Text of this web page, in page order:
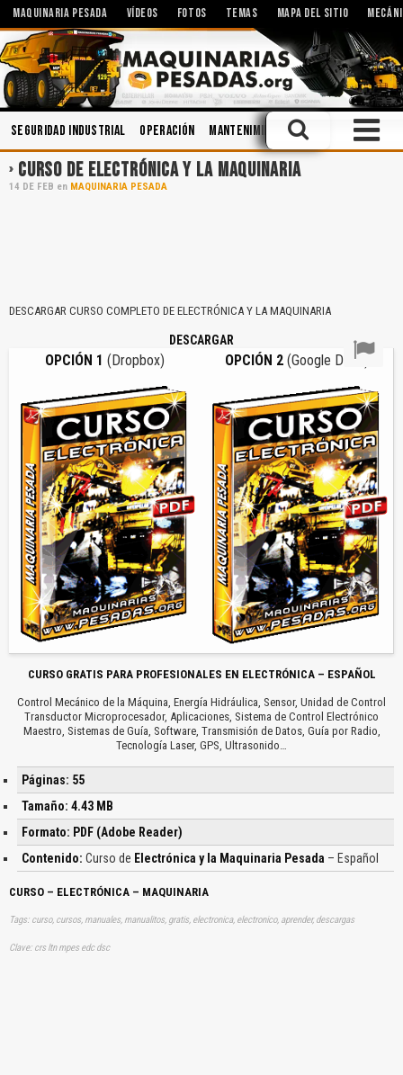
MAQUINARIA PESADA VÍDEOS FOTOS TEMAS MAPA DEL SITIO
Seguridad Industrial Operación Mantenimiento Manejo Defensivo
CURSO DE ELECTRÓNICA Y LA MAQUINARIA
14 DE FEB en MAQUINARIA PESADA
DESCARGAR CURSO COMPLETO DE ELECTRÓNICA Y LA MAQUINARIA
DESCARGAR
OPCIÓN 1 (Dropbox) OPCIÓN 2 (Google Drive)
CURSO GRATIS PARA PROFESIONALES EN ELECTRÓNICA – ESPAÑOL
Control Mecánico de la Máquina, Energía Hidráulica, Sensor, Unidad de Control
Transductor Microprocesador, Aplicaciones, Sistema de Control Electrónico
Maestro, Sistemas de Guía, Software, Transmisión de Datos, Guía por Radio,
Tecnología Laser, GPS, Ultrasonido…
Páginas: 55
Tamaño: 4.43 MB
Formato: PDF (Adobe Reader)
Contenido: Curso de Electrónica y la Maquinaria Pesada – Español
CURSO – ELECTRÓNICA – MAQUINARIA
Tags: curso, cursos, manuales, manualitos, gratis, electronica, electronico, aprender, descargas
Clave: crs ltn mpes edc dsc